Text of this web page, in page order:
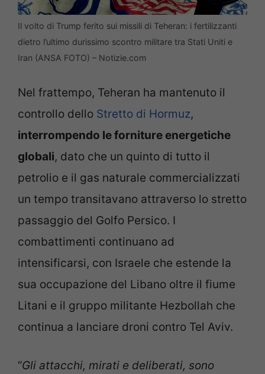
Il volto di Trump ferito sui missili di Teheran: i fertilizzanti
dietro l’ultimo durissimo scontro militare tra Stati Uniti e
Iran (ANSA FOTO) – Notizie.com
Nel frattempo, Teheran ha mantenuto il
controllo dello Stretto di Hormuz,
interrompendo le forniture energetiche
globali, dato che un quinto di tutto il
petrolio e il gas naturale commercializzati
un tempo transitavano attraverso lo stretto
passaggio del Golfo Persico. I
combattimenti continuano ad
intensificarsi, con Israele che estende la
sua occupazione del Libano oltre il fiume
Litani e il gruppo militante Hezbollah che
continua a lanciare droni contro Tel Aviv.
“Gli attacchi, mirati e deliberati, sono